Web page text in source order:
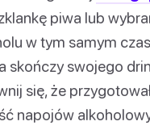
piwa lub
w tym samym
skończy swojego
się, że
napojów